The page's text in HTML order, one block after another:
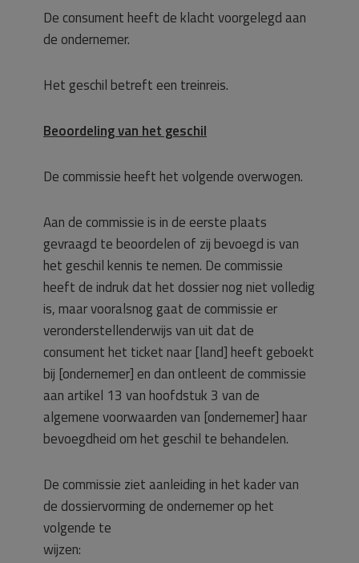
De consument heeft de klacht voorgelegd aan
de ondernemer.
Het geschil betreft een treinreis.
Beoordeling van het geschil
De commissie heeft het volgende overwogen.
Aan de commissie is in de eerste plaats
gevraagd te beoordelen of zij bevoegd is van
het geschil kennis te nemen. De commissie
heeft de indruk dat het dossier nog niet volledig
is, maar vooralsnog gaat de commissie er
veronderstellenderwijs van uit dat de
consument het ticket naar [land] heeft geboekt
bij [ondernemer] en dan ontleent de commissie
aan artikel 13 van hoofdstuk 3 van de
algemene voorwaarden van [ondernemer] haar
bevoegdheid om het geschil te behandelen.
De commissie ziet aanleiding in het kader van
de dossiervorming de ondernemer op het
volgende te
wijzen: